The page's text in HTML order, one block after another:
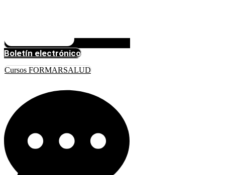
Boletín electrónico
Cursos FORMARSALUD